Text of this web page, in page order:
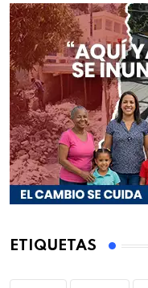
ETIQUETAS